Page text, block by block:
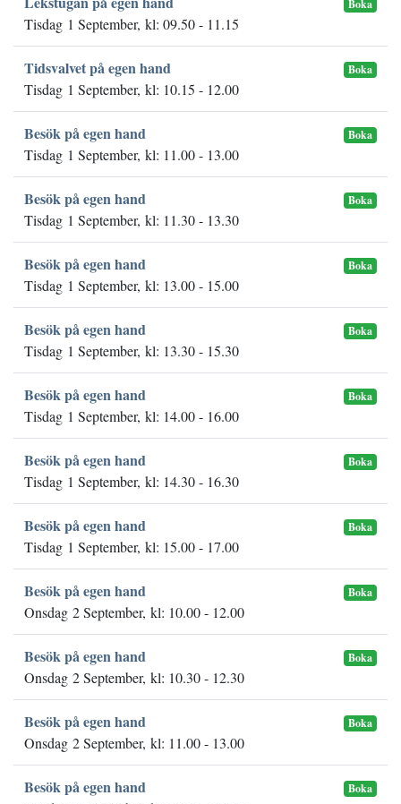
Boka
Tisdag 1 September, kl: 09.50 - 11.15
Tidsvalvet på egen hand Boka
Tisdag 1 September, kl: 10.15 - 12.00
Besök på egen hand Boka
Tisdag 1 September, kl: 11.00 - 13.00
Besök på egen hand Boka
Tisdag 1 September, kl: 11.30 - 13.30
Besök på egen hand Boka
Tisdag 1 September, kl: 13.00 - 15.00
Besök på egen hand Boka
Tisdag 1 September, kl: 13.30 - 15.30
Besök på egen hand Boka
Tisdag 1 September, kl: 14.00 - 16.00
Besök på egen hand Boka
Tisdag 1 September, kl: 14.30 - 16.30
Besök på egen hand Boka
Tisdag 1 September, kl: 15.00 - 17.00
Besök på egen hand Boka
Onsdag 2 September, kl: 10.00 - 12.00
Besök på egen hand Boka
Onsdag 2 September, kl: 10.30 - 12.30
Besök på egen hand Boka
Onsdag 2 September, kl: 11.00 - 13.00
Besök på egen hand Boka